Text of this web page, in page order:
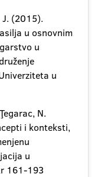
J. (2015).
u osnovnim
u
u
N.
i konteksti,
u
161-193